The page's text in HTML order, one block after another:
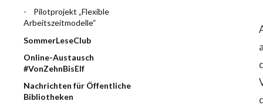
Pilotprojekt „Flexible
Arbeitszeitmodelle“
SommerLeseClub
Online-Austausch
#VonZehnBisElf
Nachrichten für Öffentliche
Bibliotheken